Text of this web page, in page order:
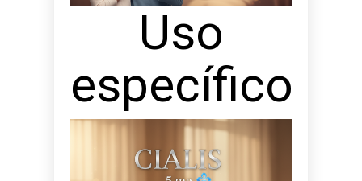
Uso
específico